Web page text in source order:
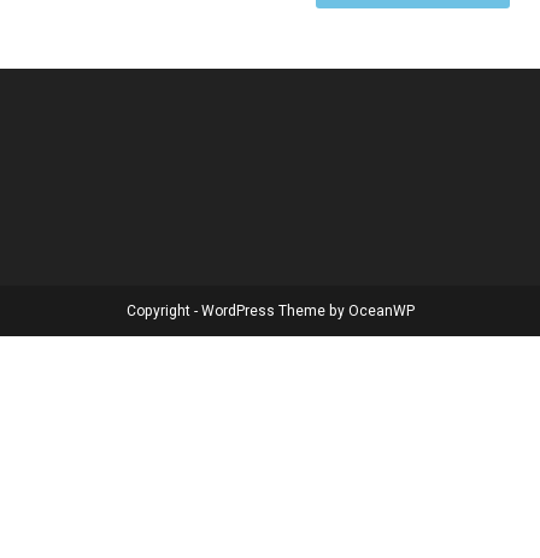
Copyright - WordPress Theme by OceanWP